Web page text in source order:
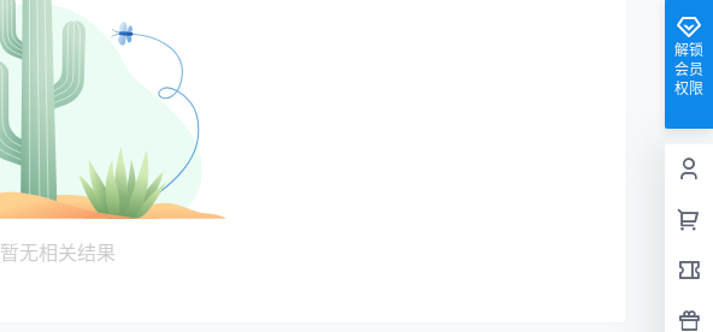
暂无相关结果
解锁
会员
权限